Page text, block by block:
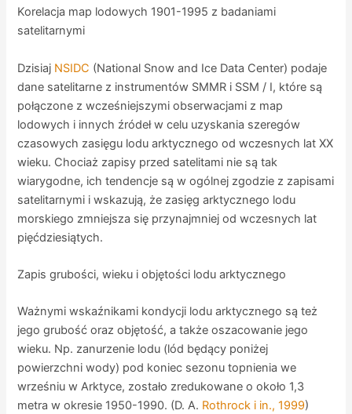
Korelacja map lodowych 1901-1995 z badaniami
satelitarnymi
Dzisiaj NSIDC (National Snow and Ice Data Center) podaje
dane satelitarne z instrumentów SMMR i SSM / I, które są
połączone z wcześniejszymi obserwacjami z map
lodowych i innych źródeł w celu uzyskania szeregów
czasowych zasięgu lodu arktycznego od wczesnych lat XX
wieku. Chociaż zapisy przed satelitami nie są tak
wiarygodne, ich tendencje są w ogólnej zgodzie z zapisami
satelitarnymi i wskazują, że zasięg arktycznego lodu
morskiego zmniejsza się przynajmniej od wczesnych lat
pięćdziesiątych.
Zapis grubości, wieku i objętości lodu arktycznego
Ważnymi wskaźnikami kondycji lodu arktycznego są też
jego grubość oraz objętość, a także oszacowanie jego
wieku. Np. zanurzenie lodu (lód będący poniżej
powierzchni wody) pod koniec sezonu topnienia we
wrześniu w Arktyce, zostało zredukowane o około 1,3
metra w okresie 1950-1990. (D. A. Rothrock i in., 1999)